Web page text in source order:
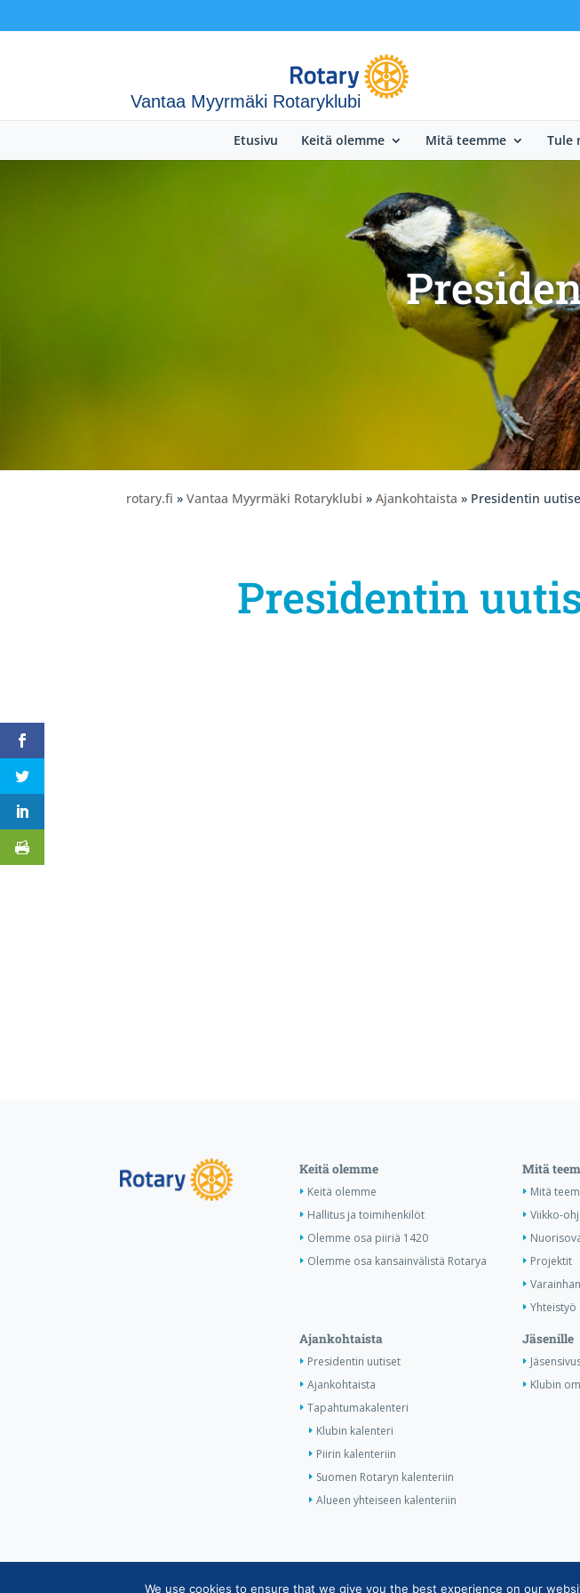
Vantaa Myyrmäki Rotaryklubi
Etusivu Keitä olemme Mitä teemme Tule
rotary.fi » Vantaa Myyrmäki Rotaryklubi » Ajankohtaista » Presidentin
Presidentin
Keitä olemme
Keitä olemme
Hallitus ja toimihenkilöt
Olemme osa piiriä 1420
Olemme osa kansainvälistä Rotarya
Mitä
Mitä
Viikko-
Projektit
Yhteistyö
Ajankohtaista
Presidentin uutiset
Ajankohtaista
Tapahtumakalenteri
Klubin kalenteri
Piirin kalenteriin
Suomen Rotaryn kalenteriin
Alueen yhteiseen kalenteriin
Jäsenille
Klubin
We use cookies to ensure that we give you the best experience on our